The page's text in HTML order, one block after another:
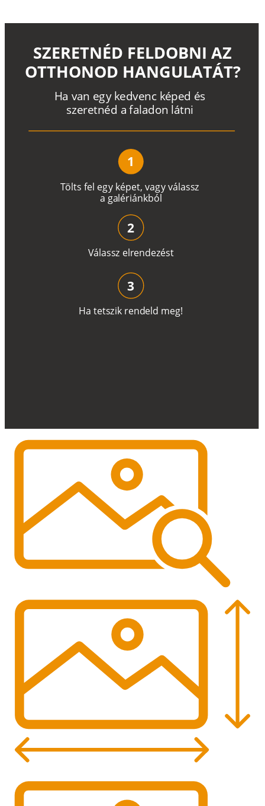
Tölts fel egy képet, vagyválassz
a galériánkból
Ha van egy kedvenc képed és
szeretnéd a faladon látni
SZERETNÉD FELDOBNI AZ
OTTHONOD HANGULATÁT?
1
Válassz elrendezést
2
Ha tetszik rendeld meg!
3